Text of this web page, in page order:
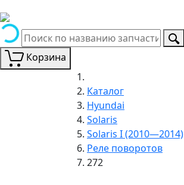
Корзина
Каталог
Hyundai
Solaris
Solaris I (2010—2014)
Реле поворотов
272